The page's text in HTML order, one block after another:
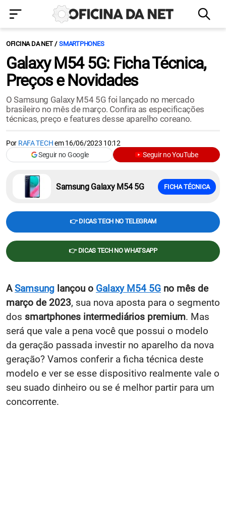
OFICINA DA NET SMARTPHONES
Galaxy M54 5G: Ficha Técnica,
Preços e Novidades
O Samsung Galaxy M54 5G foi lançado no mercado
brasileiro no mês de março. Confira as especificações
técnicas, preço e features desse aparelho coreano.
Por RAFA TECHem16/06/2023 10:12
Seguir no Google
Seguir no YouTube
Samsung Galaxy M54 5G FICHA TÉCNICA
👉 DICAS TECH NO TELEGRAM
👉 DICAS TECH NO WHATSAPP
ASamsung lançou o Galaxy M54 5G no mês de
março de 2023, sua nova aposta para o segmento
dos smartphones intermediários premium. Mas
será que vale a pena você que possui o modelo
da geração passada investir no aparelho da nova
geração? Vamos conferir a ficha técnica deste
modelo e ver se esse dispositivo realmente vale o
seu suado dinheiro ou se é melhor partir para um
concorrente.